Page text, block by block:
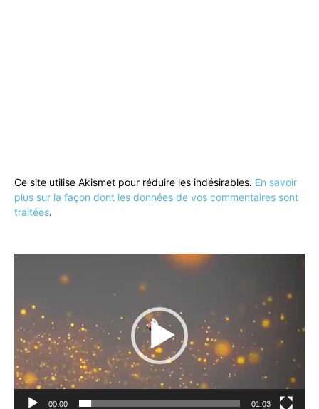
Ce site utilise Akismet pour réduire les indésirables. En savoir
plus sur la façon dont les données de vos commentaires sont
traitées.
00:00 01:03